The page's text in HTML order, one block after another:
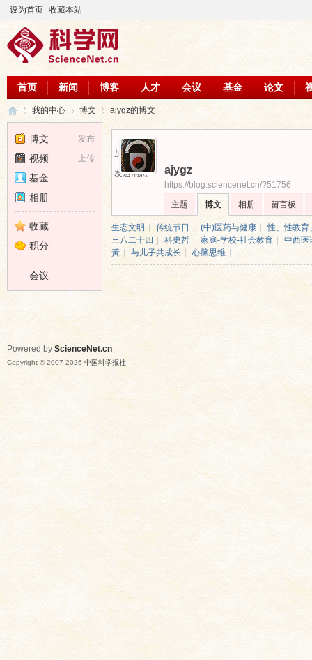
设为首页 收藏本站
首页 新闻 博客 人才 会议 基金 论文
›
我的中心 博文 ajygz的博文
加为好友
发送消息
ajygz
https://blog.sciencenet.cn/?51756
主题
博文 相册 留言板
生态文明 传统节日 (中)医药与健康
性、性教育
三八二十四 | 科史哲 家庭-学校-社会教育
中西医
黃
与儿子共成长 心脑思维
发布
博文
上传
视频
基金
相册
收藏
积分
会议
Powered by ScienceNet.cn
Copyright © 2007-2026 中国科学报社